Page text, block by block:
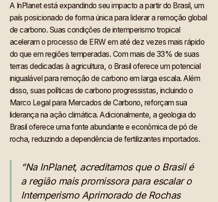
A InPlanet está expandindo seu impacto a partir do Brasil, um
país posicionado de forma única para liderar a remoção global
de carbono. Suas condições de intemperismo tropical
aceleram o processo de ERW em até dez vezes mais rápido
do que em regiões temperadas. Com mais de 33% de suas
terras dedicadas à agricultura, o Brasil oferece um potencial
inigualável para remoção de carbono em larga escala. Além
disso, suas políticas de carbono progressistas, incluindo o
Marco Legal para Mercados de Carbono, reforçam sua
liderança na ação climática. Adicionalmente, a geologia do
Brasil oferece uma fonte abundante e econômica de pó de
rocha, reduzindo a dependência de fertilizantes importados.
“Na InPlanet, acreditamos que o Brasil é
a região mais promissora para escalar o
Intemperismo Aprimorado de Rochas